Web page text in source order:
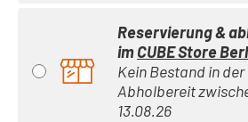
Reservierung &
imCUBE Store
Kein Bestand in der
Abholbereit
13.08.26